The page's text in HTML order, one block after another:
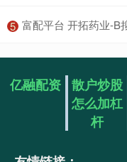
5 富配平台 开拓药业-B拟折让
亿融配资 散户炒股
怎么加杠
杆